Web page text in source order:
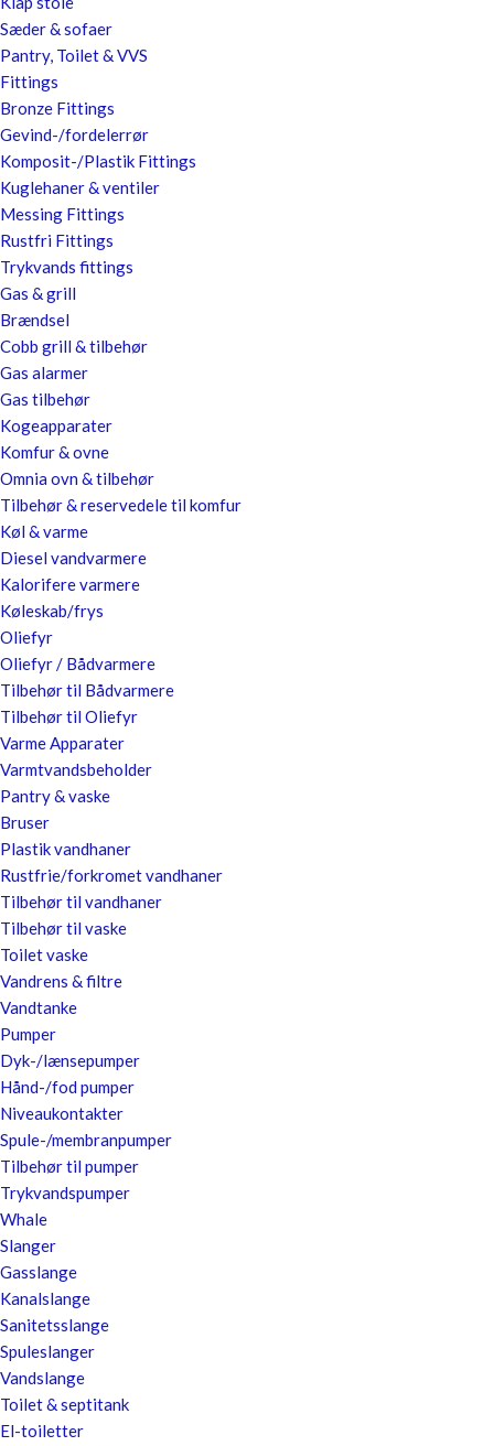
Sæder & sofaer
Pantry, Toilet & VVS
Fittings
Bronze Fittings
Gevind-/fordelerrør
Komposit-/Plastik Fittings
Kuglehaner & ventiler
Messing Fittings
Rustfri Fittings
Trykvands fittings
Gas & grill
Brændsel
Cobb grill & tilbehør
Gas alarmer
Gas tilbehør
Kogeapparater
Komfur & ovne
Omnia ovn & tilbehør
Tilbehør & reservedele til komfur
Køl & varme
Diesel vandvarmere
Kalorifere varmere
Køleskab/frys
Oliefyr
Oliefyr / Bådvarmere
Tilbehør til Bådvarmere
Tilbehør til Oliefyr
Varme Apparater
Varmtvandsbeholder
Pantry & vaske
Bruser
Plastik vandhaner
Rustfrie/forkromet vandhaner
Tilbehør til vandhaner
Tilbehør til vaske
Toilet vaske
Vandrens & filtre
Vandtanke
Pumper
Dyk-/lænsepumper
Hånd-/fod pumper
Niveaukontakter
Spule-/membranpumper
Tilbehør til pumper
Trykvandspumper
Whale
Slanger
Gasslange
Kanalslange
Sanitetsslange
Spuleslanger
Vandslange
Toilet & septitank
El-toiletter